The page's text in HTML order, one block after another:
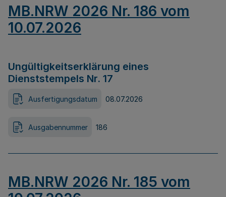
MB.NRW 2026 Nr. 186 vom
10.07.2026
Ungültigkeitserklärung eines
Dienststempels Nr. 17
Ausfertigungsdatum 08.07.2026
Ausgabennummer 186
MB.NRW 2026 Nr. 185 vom